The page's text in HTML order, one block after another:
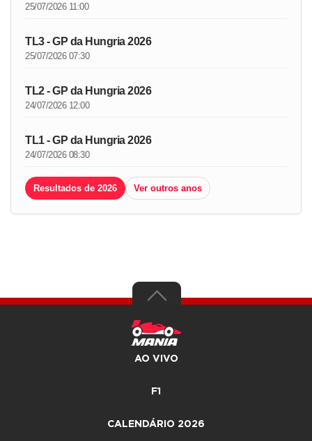
25/07/2026 11:00
TL3 - GP da Hungria 2026
25/07/2026 07:30
TL2 - GP da Hungria 2026
24/07/2026 12:00
TL1 - GP da Hungria 2026
24/07/2026 08:30
Resultados de 2026 Ver outros anos
AO VIVO
F1
CALENDÁRIO 2026